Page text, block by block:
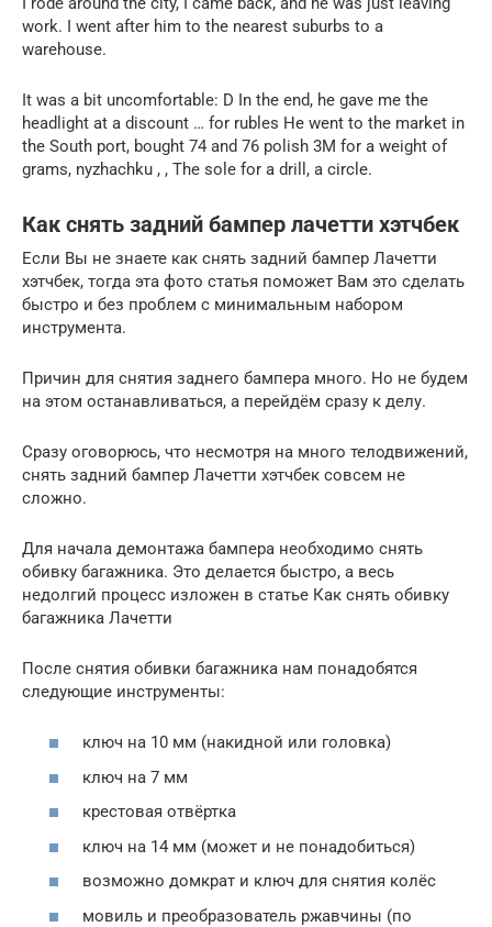
work. I went after him to the nearest suburbs to a
warehouse.
It was a bit uncomfortable: D In the end, he gave me the
headlight at a discount … for rubles He went to the market in
the South port, bought 74 and 76 polish 3M for a weight of
grams, nyzhachku , , The sole for a drill, a circle.
Как снять задний бампер лачетти хэтчбек
Если Вы не знаете как снять задний бампер Лачетти
хэтчбек, тогда эта фото статья поможет Вам это сделать
быстро и без проблем с минимальным набором
инструмента.
Причин для снятия заднего бампера много. Но не будем
на этом останавливаться, а перейдём сразу к делу.
Сразу оговорюсь, что несмотря на много телодвижений,
снять задний бампер Лачетти хэтчбек совсем не
сложно.
Для начала демонтажа бампера необходимо снять
обивку багажника. Это делается быстро, а весь
недолгий процесс изложен в статье Как снять обивку
багажника Лачетти
После снятия обивки багажника нам понадобятся
следующие инструменты:
ключ на 10 мм (накидной или головка)
ключ на 7 мм
крестовая отвёртка
ключ на 14 мм (может и не понадобиться)
возможно домкрат и ключ для снятия колёс
мовиль и преобразователь ржавчины (по